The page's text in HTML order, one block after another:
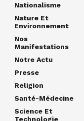
Nationalisme
Nature Et
Environnement
Nos
Manifestations
Notre Actu
Presse
Religion
Santé-Médecine
Science Et
Technologie